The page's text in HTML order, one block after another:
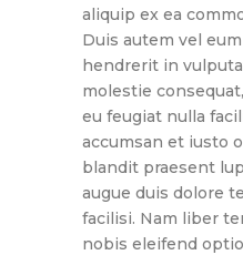
aliquip ex ea
Duis autem vel
hendrerit in
molestie
eu feugiat nulla
accumsan et iusto
blandit praesent
augue duis dolore
facilisi. Nam liber
nobis eleifend